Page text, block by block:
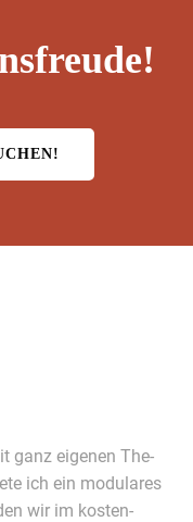
ganz eige­nen The­
ich ein mod­u­lares
wir im kosten­